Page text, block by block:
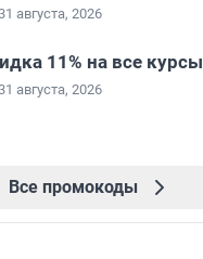
августа, 2026
11% на все курсы
августа, 2026
Все промокоды